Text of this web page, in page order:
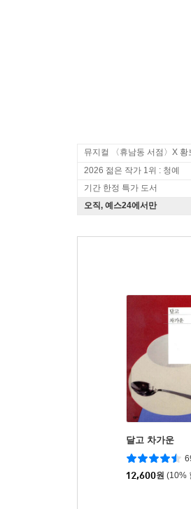
2026 젊은 작가 1위 : 청예
기간 한정 특가 도서
오직, 예스24에서만
달고 차가운
12,600원 (10%